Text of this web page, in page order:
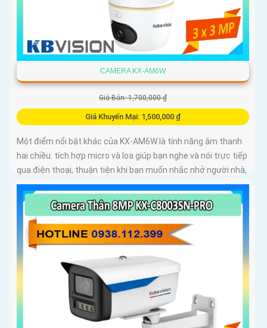
CAMERA KX-AM6W
Giá Bán: 1,700,000 ₫
Giá Khuyến Mại: 1,500,000 ₫
Một điểm nổi bật khác của KX‑AM6W là tính năng âm thanh
hai chiều: tích hợp micro và loa giúp bạn nghe và nói trực tiếp
qua điện thoại, thuận tiện khi bạn muốn nhắc nhở người nhà,
trò chuyện với khách hoặc cảnh báo người lạ. Kết hợp với khả
năng lưu trữ thẻ nhớ và xem lại nhanh chóng, đây thực sự là
giải pháp giám sát thông minh, gọn nhẹ mà vô cùng hiệu quả